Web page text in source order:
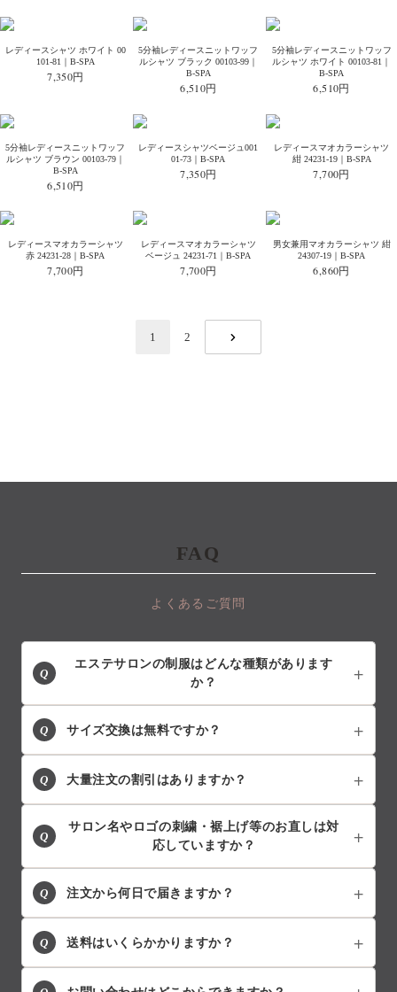
レディースシャツ ホワイト 00
101-81｜B-SPA
7,350円
5分袖レディースニットワッフ
ルシャツ ブラック 00103-99｜
B-SPA
6,510円
5分袖レディースニットワッフ
ルシャツ ホワイト 00103-81｜
B-SPA
6,510円
5分袖レディースニットワッフ
ルシャツ ブラウン 00103-79｜
B-SPA
6,510円
レディースシャツベージュ001
01-73｜B-SPA
7,350円
レディースマオカラーシャツ
紺 24231-19｜B-SPA
7,700円
レディースマオカラーシャツ
赤 24231-28｜B-SPA
7,700円
レディースマオカラーシャツ
ベージュ 24231-71｜B-SPA
7,700円
男女兼用マオカラーシャツ 紺
24307-19｜B-SPA
6,860円
1
2
FAQ
よくあるご質問
Q
エステサロンの制服はどんな種類があります
か？
Q サイズ交換は無料ですか？
Q 大量注文の割引はありますか？
Q
サロン名やロゴの刺繍・裾上げ等のお直しは対
応していますか？
Q 注文から何日で届きますか？
Q 送料はいくらかかりますか？